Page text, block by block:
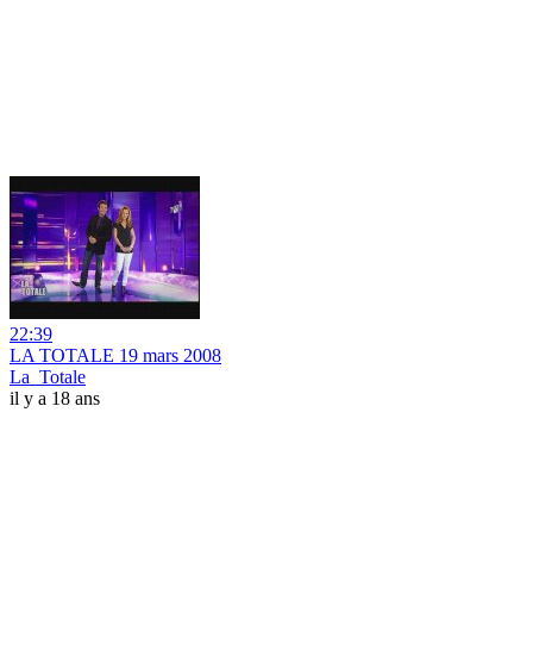
22:39
LA TOTALE 19 mars 2008
La_Totale
il y a 18 ans